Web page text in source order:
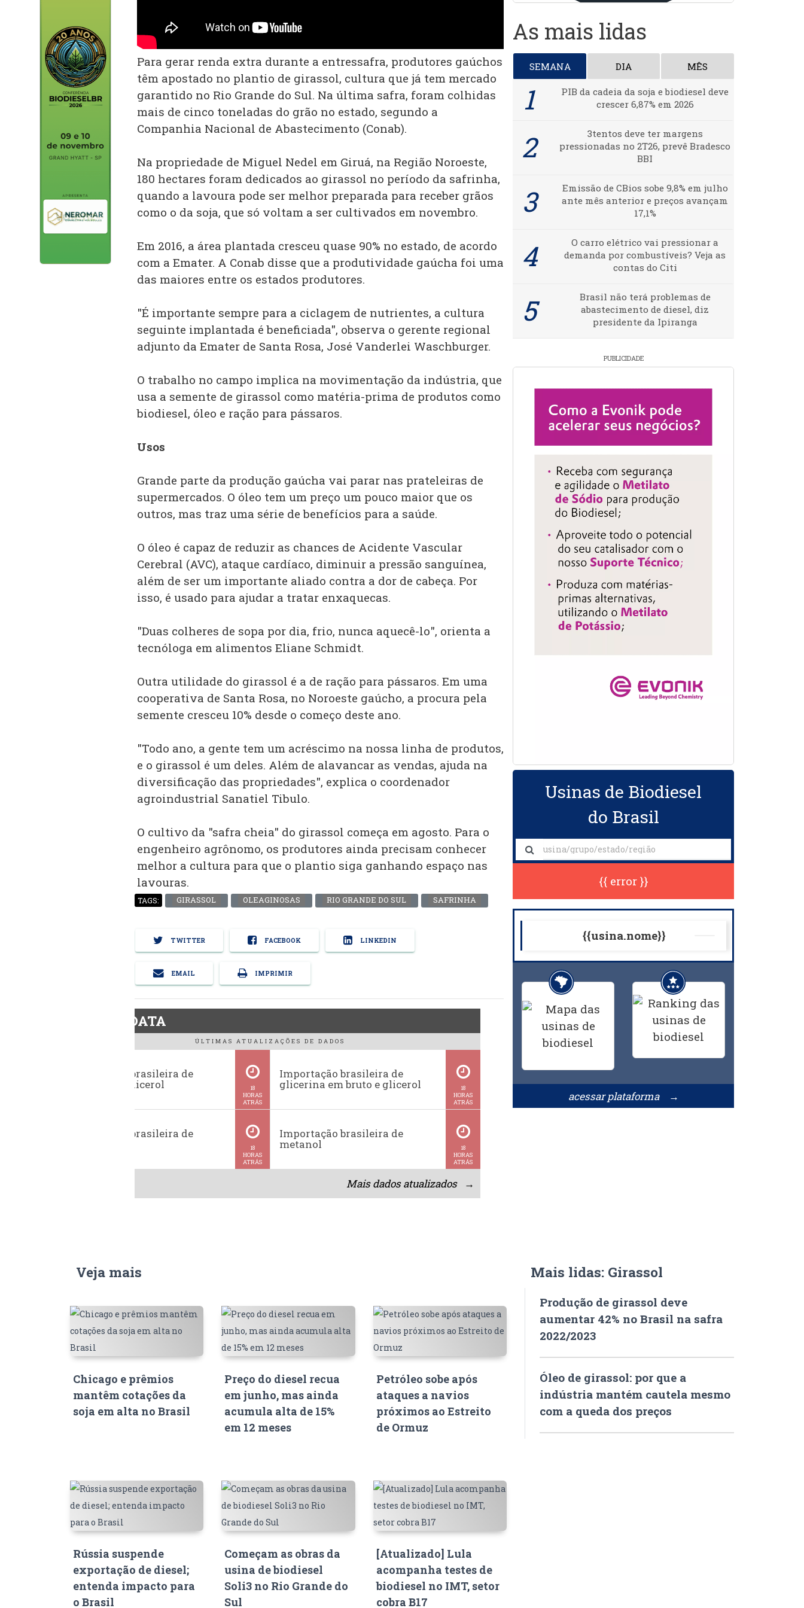
Para gerar renda extra durante a entressafra, produtores gaúchos
têm apostado no plantio de girassol, cultura que já tem mercado
garantido no Rio Grande do Sul. Na última safra, foram colhidas
mais de cinco toneladas do grão no estado, segundo a
Companhia Nacional de Abastecimento (Conab).
Na propriedade de Miguel Nedel em Giruá, na Região Noroeste,
180 hectares foram dedicados ao girassol no período da safrinha,
quando a lavoura pode ser melhor preparada para receber grãos
como o da soja, que só voltam a ser cultivados em novembro.
Em 2016, a área plantada cresceu quase 90% no estado, de acordo
com a Emater. A Conab disse que a produtividade gaúcha foi uma
das maiores entre os estados produtores.
"É importante sempre para a ciclagem de nutrientes, a cultura
seguinte implantada é beneficiada", observa o gerente regional
adjunto da Emater de Santa Rosa, José Vanderlei Waschburger.
O trabalho no campo implica na movimentação da indústria, que
usa a semente de girassol como matéria-prima de produtos como
biodiesel, óleo e ração para pássaros.
Usos
Grande parte da produção gaúcha vai parar nas prateleiras de
supermercados. O óleo tem um preço um pouco maior que os
outros, mas traz uma série de benefícios para a saúde.
O óleo é capaz de reduzir as chances de Acidente Vascular
Cerebral (AVC), ataque cardíaco, diminuir a pressão sanguínea,
além de ser um importante aliado contra a dor de cabeça. Por
isso, é usado para ajudar a tratar enxaquecas.
"Duas colheres de sopa por dia, frio, nunca aquecê-lo", orienta a
tecnóloga em alimentos Eliane Schmidt.
Outra utilidade do girassol é a de ração para pássaros. Em uma
cooperativa de Santa Rosa, no Noroeste gaúcho, a procura pela
semente cresceu 10% desde o começo deste ano.
"Todo ano, a gente tem um acréscimo na nossa linha de produtos,
e o girassol é um deles. Além de alavancar as vendas, ajuda na
diversificação das propriedades", explica o coordenador
agroindustrial Sanatiel Tibulo.
O cultivo da "safra cheia" do girassol começa em agosto. Para o
engenheiro agrônomo, os produtores ainda precisam conhecer
melhor a cultura para que o plantio siga ganhando espaço nas
lavouras.
TAGS: GIRASSOL OLEAGINOSAS RIO GRANDE DO SUL SAFRINHA
TWITTER FACEBOOK LINKEDIN
EMAIL IMPRIMIR
BiodieselDATA
ÚLTIMAS ATUALIZAÇÕES DE DADOS
Exportação brasileira de
glicerina e glicerol
18
HORAS
ATRÁS
Importação brasileira de
glicerina em bruto e glicerol
18
HORAS
ATRÁS
Exportação brasileira de
18
HORAS
ATRÁS
Importação brasileira de
metanol
18
HORAS
ATRÁS
Mais dados atualizados →
As mais lidas
SEMANA DIA MÊS
PIB da cadeia da soja e biodiesel deve
crescer 6,87% em 2026
3tentos deve ter margens
pressionadas no 2T26, prevê Bradesco
BBI
Emissão de CBios sobe 9,8% em julho
ante mês anterior e preços avançam
17,1%
O carro elétrico vai pressionar a
demanda por combustíveis? Veja as
contas do Citi
Brasil não terá problemas de
abastecimento de diesel, diz
presidente da Ipiranga
PUBLICIDADE
Usinas de Biodiesel
do Brasil
{{ error }}
{{usina.nome}}
acessar plataforma →
Veja mais
Chicago e prêmios
mantêm cotações da
soja em alta no Brasil
Preço do diesel recua
em junho, mas ainda
acumula alta de 15%
em 12 meses
Petróleo sobe após
ataques a navios
próximos ao Estreito
de Ormuz
Rússia suspende
exportação de diesel;
entenda impacto para
o Brasil
Começam as obras da
usina de biodiesel
Soli3 no Rio Grande do
Sul
[Atualizado] Lula
acompanha testes de
biodiesel no IMT, setor
cobra B17
Mais lidas: Girassol
Produção de girassol deve
aumentar 42% no Brasil na safra
2022/2023
Óleo de girassol: por que a
indústria mantém cautela mesmo
com a queda dos preços